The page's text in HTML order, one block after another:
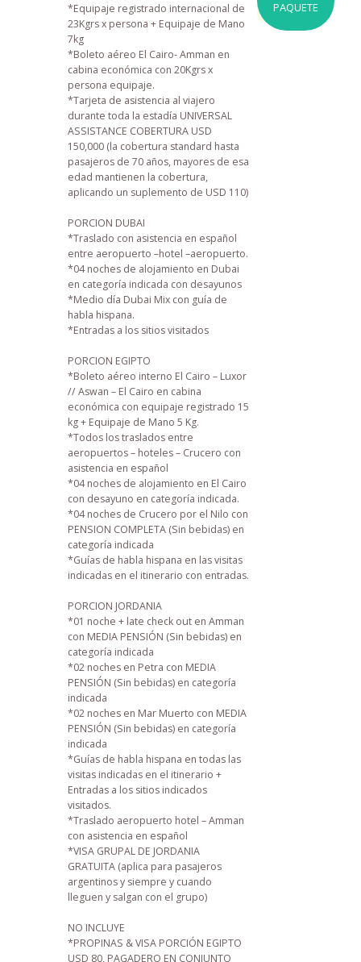
*Equipaje registrado internacional de
23Kgrs x persona + Equipaje de Mano
7kg
*Boleto aéreo El Cairo- Amman en
cabina económica con 20Kgrs x
persona equipaje.
*Tarjeta de asistencia al viajero
durante toda la estadía UNIVERSAL
ASSISTANCE COBERTURA USD
150,000 (la cobertura standard hasta
pasajeros de 70 años, mayores de esa
edad mantienen la cobertura,
aplicando un suplemento de USD 110)
PORCION DUBAI
*Traslado con asistencia en español
entre aeropuerto –hotel –aeropuerto.
*04 noches de alojamiento en Dubai
en categoría indicada con desayunos
*Medio día Dubai Mix con guía de
habla hispana.
*Entradas a los sitios visitados
PORCION EGIPTO
*Boleto aéreo interno El Cairo – Luxor
// Aswan – El Cairo en cabina
económica con equipaje registrado 15
kg + Equipaje de Mano 5 Kg.
*Todos los traslados entre
aeropuertos – hoteles – Crucero con
asistencia en español
*04 noches de alojamiento en El Cairo
con desayuno en categoría indicada.
*04 noches de Crucero por el Nilo con
PENSION COMPLETA (Sin bebidas) en
categoría indicada
*Guías de habla hispana en las visitas
indicadas en el itinerario con entradas.
PORCION JORDANIA
*01 noche + late check out en Amman
con MEDIA PENSIÓN (Sin bebidas) en
categoría indicada
*02 noches en Petra con MEDIA
PENSIÓN (Sin bebidas) en categoría
indicada
*02 noches en Mar Muerto con MEDIA
PENSIÓN (Sin bebidas) en categoría
indicada
*Guías de habla hispana en todas las
visitas indicadas en el itinerario +
Entradas a los sitios indicados
visitados.
*Traslado aeropuerto hotel – Amman
con asistencia en español
*VISA GRUPAL DE JORDANIA
GRATUITA (aplica para pasajeros
argentinos y siempre y cuando
lleguen y salgan con el grupo)
NO INCLUYE
*PROPINAS & VISA PORCIÓN EGIPTO
USD 80, PAGADERO EN CONJUNTO
PAQUETE